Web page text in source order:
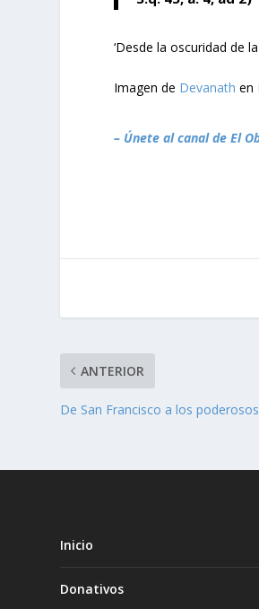
‘Desde la oscuridad de
Imagen de Devanath en
– Únete al canal de El
ANTERIOR
De San Francisco a los poderosos
Inicio
Donativos